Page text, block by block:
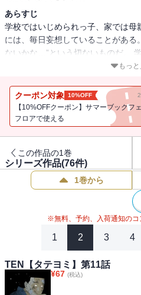
あらすじ
学校ではいじめられっ子、家では母
には、毎日妄想していることがある
ないかな…”という切ないものだ。
れ、体も心もズタズタな日々を送っ
しないよう願った「拓」だが、デー
貴」とのトラブルで強制転校させ
たのは、暴力を正義とする不良集団
もっ
クーポン対象 10%OFF
【10%OFFクーポン】サマーブックフ
フロアで使える
この作品の1巻
シリーズ作品(76件)
1巻から
※無料、予約、入荷通知のコ
1 2 3 4
TEN【タテヨミ】第11話
¥67 (税込)